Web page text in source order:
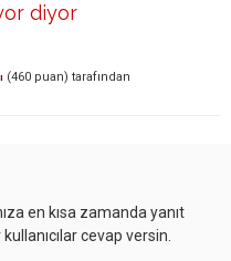
diyor
(460 puan) tarafından
en kısa zamanda yanıt
cevap versin.